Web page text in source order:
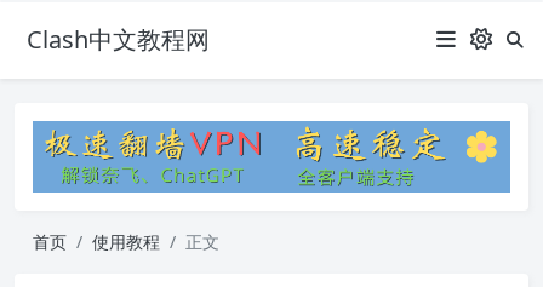
Clash中文教程网
首页 使用教程 正文